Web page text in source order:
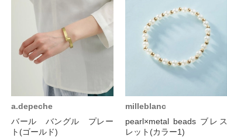
a.depeche
バール バングル プレー
ト(ゴールド)
milleblanc
pearl×metal beads ブレス
レット(カラー1)